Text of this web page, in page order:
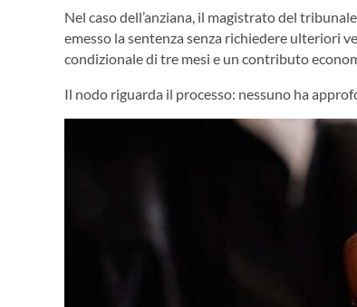
Nel caso dell’anziana, il magistrato del
emesso la sentenza senza richiedere ulteriori
condizionale di tre mesi e un contributo
Il nodo riguarda il processo: nessuno ha